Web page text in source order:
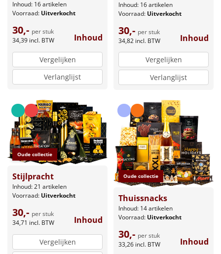
Inhoud: 16 artikelen
Voorraad: Uitverkocht
30,- per stuk
34,39 incl. BTW Inhoud
Vergelijken
Verlanglijst
Inhoud: 16 artikelen
Voorraad: Uitverkocht
30,- per stuk
34,82 incl. BTW Inhoud
Vergelijken
Verlanglijst
Oude collectie
Stijlpracht
Inhoud: 21 artikelen
Voorraad: Uitverkocht
30,- per stuk
34,71 incl. BTW Inhoud
Vergelijken
Oude collectie
Thuissnacks
Inhoud: 14 artikelen
Voorraad: Uitverkocht
30,- per stuk
33,26 incl. BTW Inhoud